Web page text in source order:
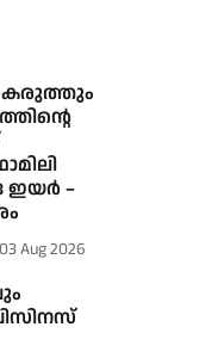
കരുത്തും
–
03 Aug 2026